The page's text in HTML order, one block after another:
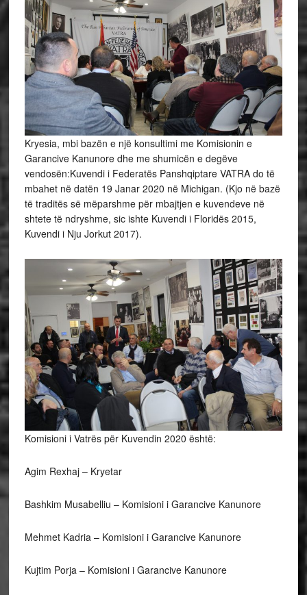
Kryesia, mbi bazën e një konsultimi me Komisionin e
Garancive Kanunore dhe me shumicën e degëve
vendosën:Kuvendi i Federatës Panshqiptare VATRA do të
mbahet në datën 19 Janar 2020 në Michigan. (Kjo në bazë
të traditës së mëparshme për mbajtjen e kuvendeve në
shtete të ndryshme, sic ishte Kuvendi i Floridës 2015,
Kuvendi i Nju Jorkut 2017).
Komisioni i Vatrës për Kuvendin 2020 është:
Agim Rexhaj – Kryetar
Bashkim Musabelliu – Komisioni i Garancive Kanunore
Mehmet Kadria – Komisioni i Garancive Kanunore
Kujtim Porja – Komisioni i Garancive Kanunore